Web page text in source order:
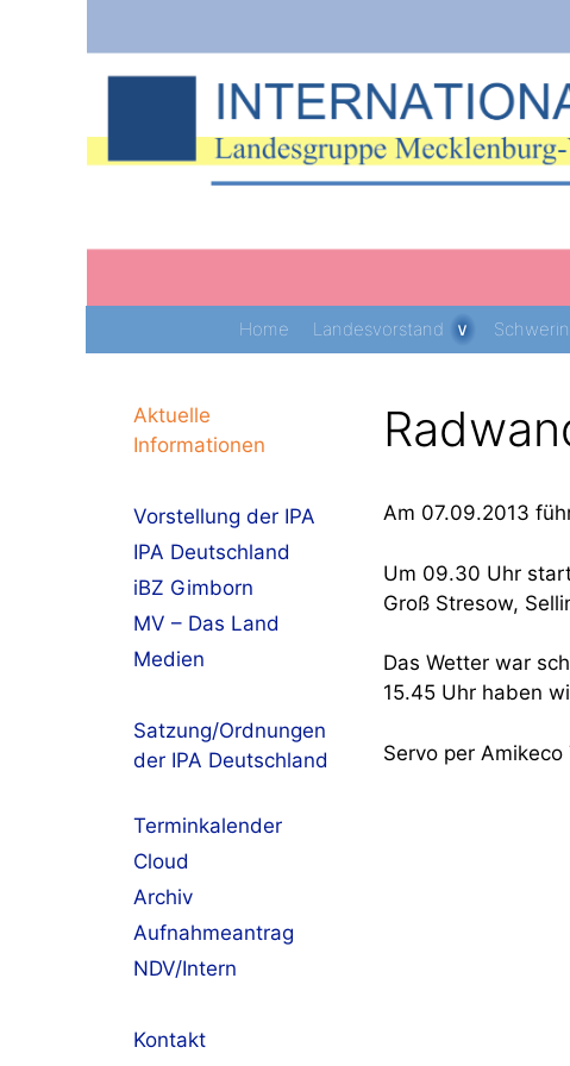
Home Landesvorstand Schwerin
Am 07.09.2013
Um 09.30 Uhr
Groß Stresow,
Das Wetter war
15.45 Uhr haben
Servo per Amikeco
Aktuelle
Informationen
Vorstellung der IPA
IPA Deutschland
iBZ Gimborn
MV – Das Land
Medien
Satzung/Ordnungen
der IPA Deutschland
Terminkalender
Cloud
Archiv
Aufnahmeantrag
NDV/Intern
Kontakt